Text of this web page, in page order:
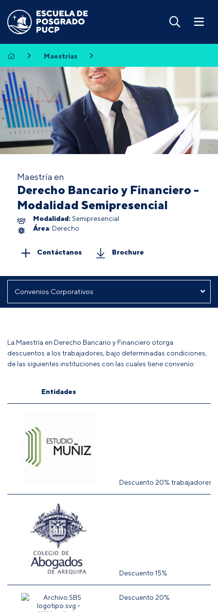
Maestrías
Maestría en
Derecho Bancario y Financiero -
Modalidad Semipresencial
Modalidad: Semipresencial
Área: Derecho
Contáctanos Brochure
La Maestría en Derecho Bancario y Financiero otorga
descuentos a los trabajadores, bajo determinadas condiciones,
de las siguientes instituciones con las cuales tiene convenio:
Entidades
Descuento 20% trabajadores.
Descuento 15%
Descuento 20%